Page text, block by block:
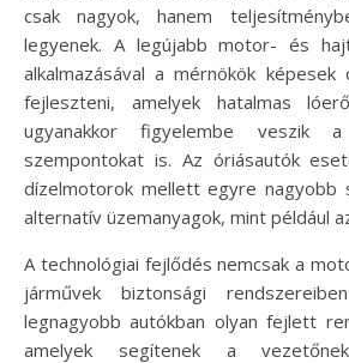
csak nagyok, hanem
legyenek. A legújabb motor- és
alkalmazásával a mérnökök
fejleszteni, amelyek hatalmas
ugyanakkor figyelembe veszik a
szempontokat is. Az óriásautók
dízelmotorok mellett egyre nagyobb
alternatív üzemanyagok, mint például
A technológiai fejlődés nemcsak a
járművek biztonsági
legnagyobb autókban olyan fejlett
amelyek segítenek a